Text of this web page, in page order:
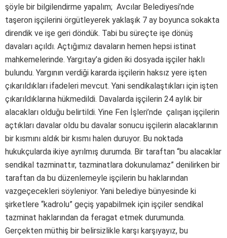
şöyle bir bilgilendirme yapalım; Avcılar Belediyesi’nde
taşeron işçilerini örgütleyerek yaklaşık 7 ay boyunca sokakta
direndik ve işe geri döndük. Tabi bu süreçte işe dönüş
davaları açıldı. Açtığımız davaların hemen hepsi istinat
mahkemelerinde. Yargıtay’a giden iki dosyada işçiler haklı
bulundu. Yargının verdiği kararda işçilerin haksız yere işten
çıkarıldıkları ifadeleri mevcut. Yani sendikalaştıkları için işten
çıkarıldıklarına hükmedildi. Davalarda işçilerin 24 aylık bir
alacakları olduğu belirtildi. Yine Fen İşleri’nde çalışan işçilerin
açtıkları davalar oldu bu davalar sonucu işçilerin alacaklarının
bir kısmını aldık bir kısmı halen duruyor. Bu noktada
hukukçularda ikiye ayrılmış durumda. Bir taraftan “bu alacaklar
sendikal tazminattır, tazminatlara dokunulamaz” denilirken bir
taraftan da bu düzenlemeyle işçilerin bu haklarından
vazgeçecekleri söyleniyor. Yani belediye bünyesinde ki
şirketlere “kadrolu” geçiş yapabilmek için işçiler sendikal
tazminat haklarından da feragat etmek durumunda.
Gerçekten müthiş bir belirsizlikle karşı karşıyayız, bu